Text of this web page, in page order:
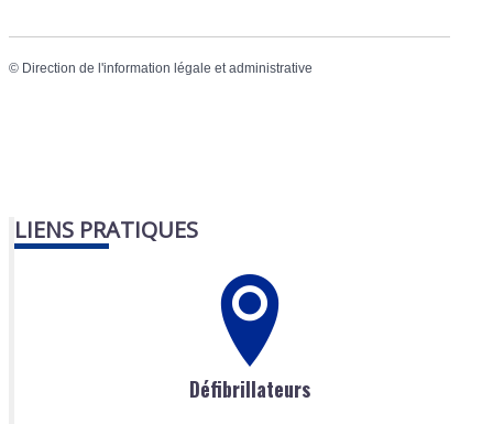
© Direction de l'information légale et administrative
LIENS PRATIQUES
Défibrillateurs